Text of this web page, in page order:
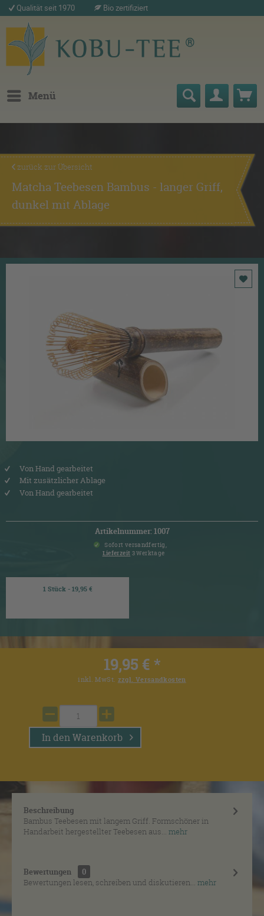
Qualität seit 1970 Bio zertifiziert
Menü
zurück zur Übersicht
Matcha Teebesen Bambus - langer Griff,
dunkel mit Ablage
Von Hand gearbeitet
Mit zusätzlicher Ablage
Von Hand gearbeitet
Artikelnummer: 1007
Sofort versandfertig,
Lieferzeit 3 Werktage
1 Stück - 19,95 €
19,95 € *
inkl. MwSt. zzgl. Versandkosten
In denWarenkorb
Beschreibung
Bambus Teebesen mit langem Griff. Formschöner in
Handarbeit hergestellter Teebesen aus... mehr
Bewertungen
0
Bewertungen lesen, schreiben und diskutieren... mehr